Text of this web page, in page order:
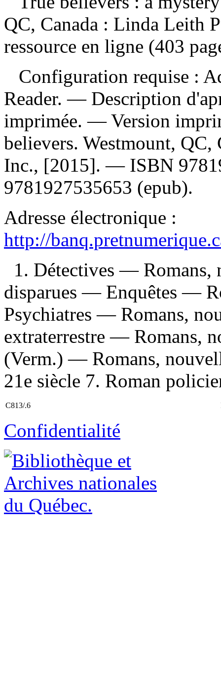
QC, Canada : Linda
ressource en ligne (403
Configuration requise :
Reader. — Description
imprimée. —Version
believers. Westmount,
Inc., [2015]. — ISBN
9781927535653 (epub).
Adresse électronique :
http://
1. Détectives — Romans,
disparues — Enquêtes —
Psychiatres — Romans,
extraterrestre — Romans,
(Verm.) — Romans,
21e siècle 7. Roman
C813/.6
Confidentialité